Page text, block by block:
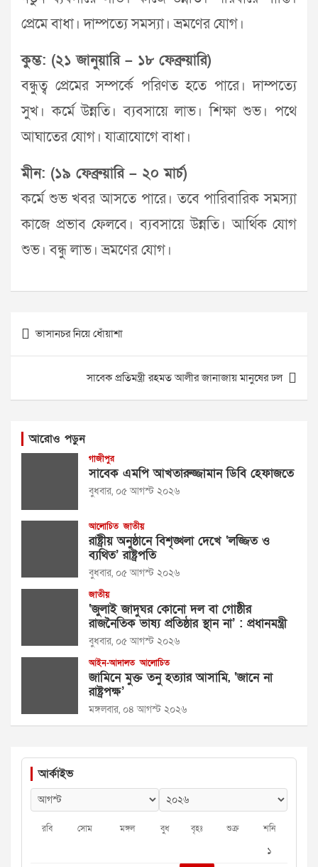
প্রেমে বাধা। দাম্পত্যে সমস্যা। ভ্রমণের যোগ।
কুম্ভ: (২১ জানুয়ারি – ১৮ ফেব্রুয়ারি)
বন্ধুত্ব প্রেমের সম্পর্কে পরিণত হতে পারে। দাম্পত্যে
সুখ। কর্মে উন্নতি। ব্যবসায়ে লাভ। শিক্ষা শুভ। পথে
আঘাতের যোগ। যাত্রাযোগে বাধা।
মীন: (১৯ ফেব্রুয়ারি – ২০ মার্চ)
কর্মে শুভ খবর আসতে পারে। তবে পারিবারিক সমস্যা
কাজে প্রভাব ফেলবে। ব্যবসায়ে উন্নতি। আর্থিক যোগ
শুভ। বন্ধু লাভ। ভ্রমণের যোগ।
Post
navigation
ভাসানচর নিয়ে ধোঁয়াশা
সাবেক প্রতিমন্ত্রী রহমত আলীর জানাজায় মানুষের ঢল
আরোও পড়ুন
গাজীপুর
সাবেক এমপি আখতারুজ্জামান ডিবি হেফাজতে
বুধবার, ০৫ আগস্ট ২০২৬
আলোচিত জাতীয়
রাষ্ট্রীয় অনুষ্ঠানে বিশৃঙ্খলা দেখে ‘লজ্জিত ও
ব্যথিত’ রাষ্ট্রপতি
বুধবার, ০৫ আগস্ট ২০২৬
জাতীয়
‘জুলাই জাদুঘর কোনো দল বা গোষ্ঠীর
রাজনৈতিক ভাষ্য প্রতিষ্ঠার স্থান না’ : প্রধানমন্ত্রী
বুধবার, ০৫ আগস্ট ২০২৬
আইন-আদালত আলোচিত
জামিনে মুক্ত তনু হত্যার আসামি, ‘জানে না
রাষ্ট্রপক্ষ’
মঙ্গলবার, ০৪ আগস্ট ২০২৬
আর্কাইভ
রবি সোম মঙ্গল বুধ বৃহঃ শুক্র শনি
১